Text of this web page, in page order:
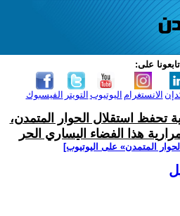
تابعونا على:
الفيسبوك التويتر اليوتيوب الانستغرام
تحفظ استقلال الحوار المتمدن،
هذا الفضاء اليساري الحر
المتمدن» على اليوتيوب]